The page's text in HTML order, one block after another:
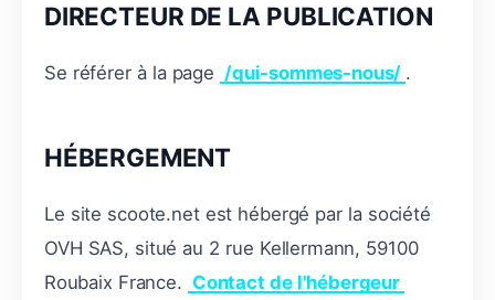
DIRECTEUR DE LA PUBLICATION
Se référer à la page /qui-sommes-nous/ .
HÉBERGEMENT
Le site scoote.net est hébergé par la société
OVH SAS, situé au 2 rue Kellermann, 59100
Roubaix France. Contact de l'hébergeur